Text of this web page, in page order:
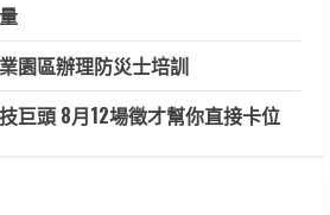
園區辦理防災士培訓
巨頭 8月12場徵才幫你直接卡位